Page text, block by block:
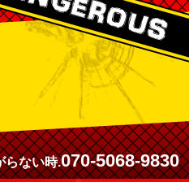
らない時.070-5068-9830